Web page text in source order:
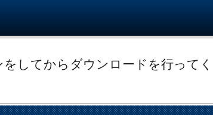
してからダウンロードを行ってく